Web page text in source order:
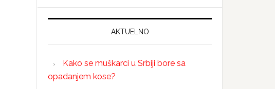
AKTUELNO
Kako se muškarci u Srbiji bore sa
opadanjem kose?